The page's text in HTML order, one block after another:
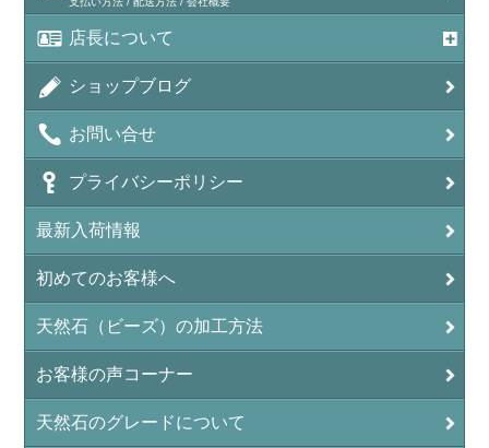
アメトリン（紫黄水晶/Ametrine）
アラゴナイト（霰石/Aragonite）
アンフィボールインクォーツ(Amphibole)
アンフィボールロック/角閃岩（Amphibole ）
イーグルアイ（EagleEye）
インカローズ（ロードクロサイト/Rhodochrosite）
インディアンアゲート(Indian Agate)
エメラルド(emerald/翠玉)
エレスチャル(elestial/骸骨水晶)
店長について
ショップブログ
お問い合せ
プライバシーポリシー
最新入荷情報
初めてのお客様へ
天然石（ビーズ）の加工方法
お客様の声コーナー
天然石のグレードについて